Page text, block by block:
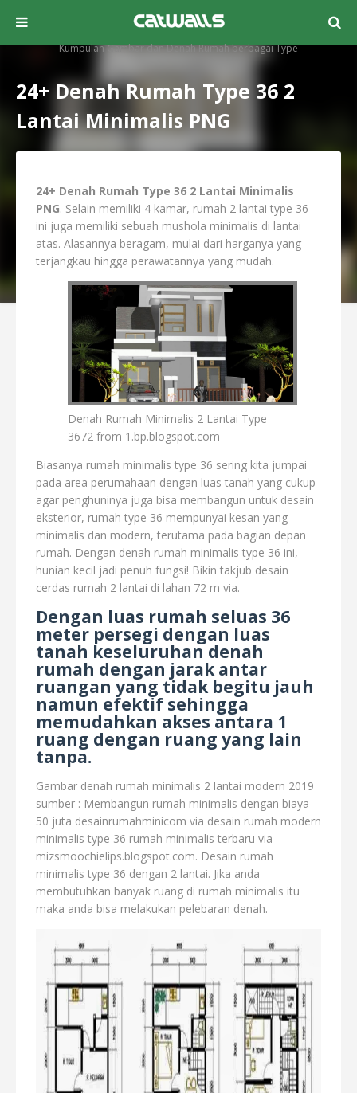
Kumpulan Gambar dan Denah Rumah berbagai Type
24+ Denah Rumah Type 36 2
Lantai Minimalis PNG
24+ Denah Rumah Type 36 2 Lantai Minimalis
PNG. Selain memiliki 4 kamar, rumah 2 lantai type 36
ini juga memiliki sebuah mushola minimalis di lantai
atas. Alasannya beragam, mulai dari harganya yang
terjangkau hingga perawatannya yang mudah.
Denah Rumah Minimalis 2 Lantai Type
3672 from 1.bp.blogspot.com
Biasanya rumah minimalis type 36 sering kita jumpai
pada area perumahaan dengan luas tanah yang cukup
agar penghuninya juga bisa membangun untuk desain
eksterior, rumah type 36 mempunyai kesan yang
minimalis dan modern, terutama pada bagian depan
rumah. Dengan denah rumah minimalis type 36 ini,
hunian kecil jadi penuh fungsi! Bikin takjub desain
cerdas rumah 2 lantai di lahan 72 m via.
Dengan luas rumah seluas 36
meter persegi dengan luas
tanah keseluruhan denah
rumah dengan jarak antar
ruangan yang tidak begitu jauh
namun efektif sehingga
memudahkan akses antara 1
ruang dengan ruang yang lain
tanpa.
Gambar denah rumah minimalis 2 lantai modern 2019
sumber : Membangun rumah minimalis dengan biaya
50 juta desainrumahminicom via desain rumah modern
minimalis type 36 rumah minimalis terbaru via
mizsmoochielips.blogspot.com. Desain rumah
minimalis type 36 dengan 2 lantai. Jika anda
membutuhkan banyak ruang di rumah minimalis itu
maka anda bisa melakukan pelebaran denah.